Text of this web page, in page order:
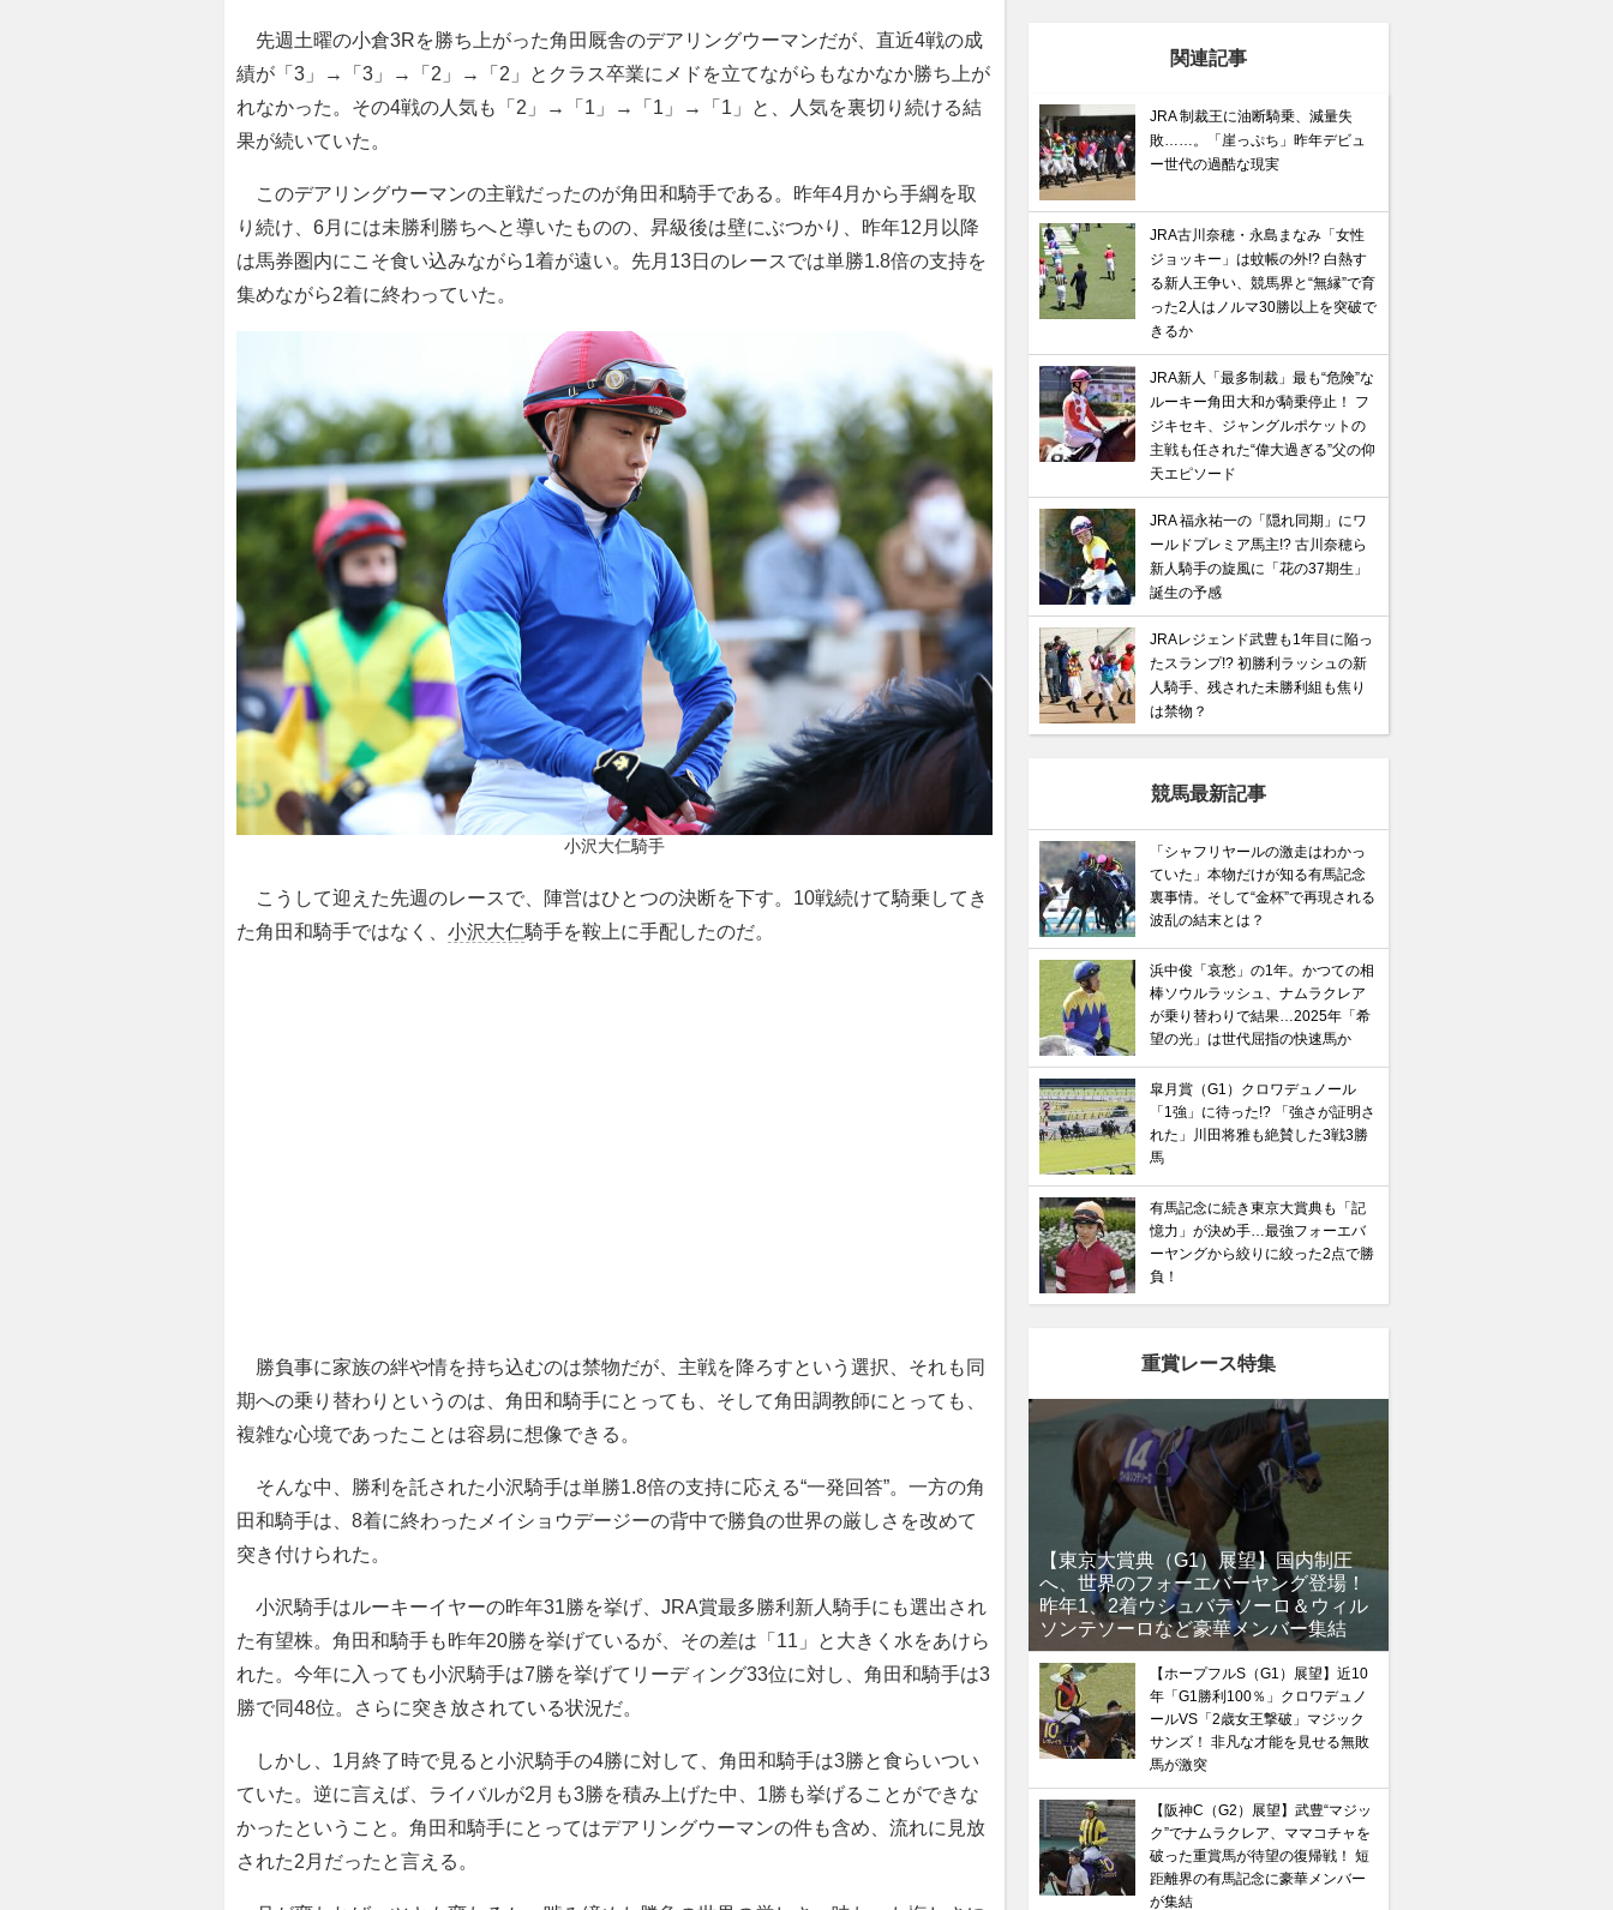
先週土曜の小倉3Rを勝ち上がった角田厩舎のデアリングウーマンだが、直近4戦の成
績が「3」→「3」→「2」→「2」とクラス卒業にメドを立てながらもなかなか勝ち上が
れなかった。その4戦の人気も「2」→「1」→「1」→「1」と、人気を裏切り続ける結
果が続いていた。
このデアリングウーマンの主戦だったのが角田和騎手である。昨年4月から手綱を取
り続け、6月には未勝利勝ちへと導いたものの、昇級後は壁にぶつかり、昨年12月以降
は馬券圏内にこそ食い込みながら1着が遠い。先月13日のレースでは単勝1.8倍の支持を
集めながら2着に終わっていた。
小沢大仁騎手
こうして迎えた先週のレースで、陣営はひとつの決断を下す。10戦続けて騎乗してき
た角田和騎手ではなく、 小沢大仁騎手を鞍上に手配したのだ。
勝負事に家族の絆や情を持ち込むのは禁物だが、主戦を降ろすという選択、それも同
期への乗り替わりというのは、角田和騎手にとっても、そして角田調教師にとっても、
複雑な心境であったことは容易に想像できる。
そんな中、勝利を託された小沢騎手は単勝1.8倍の支持に応える“一発回答”。一方の角
田和騎手は、8着に終わったメイショウデージーの背中で勝負の世界の厳しさを改めて
突き付けられた。
小沢騎手はルーキーイヤーの昨年31勝を挙げ、JRA賞最多勝利新人騎手にも選出され
た有望株。角田和騎手も昨年20勝を挙げているが、その差は「11」と大きく水をあけら
れた。今年に入っても小沢騎手は7勝を挙げてリーディング33位に対し、角田和騎手は3
勝で同48位。さらに突き放されている状況だ。
しかし、1月終了時で見ると小沢騎手の4勝に対して、角田和騎手は3勝と食らいつい
ていた。逆に言えば、ライバルが2月も3勝を積み上げた中、1勝も挙げることができな
かったということ。角田和騎手にとってはデアリングウーマンの件も含め、流れに見放
された2月だったと言える。
関連記事
JRA 制裁王に油断騎乗、減量失
敗……。「崖っぷち」昨年デビュ
ー世代の過酷な現実
JRA古川奈穂・永島まなみ「女性
ジョッキー」は蚊帳の外!? 白熱す
る新人王争い、競馬界と“無縁”で育
った2人はノルマ30勝以上を突破で
きるか
JRA新人「最多制裁」最も“危険”な
ルーキー角田大和が騎乗停止！ フ
ジキセキ、ジャングルポケットの
主戦も任された“偉大過ぎる”父の仰
天エピソード
JRA 福永祐一の「隠れ同期」にワ
ールドプレミア馬主!? 古川奈穂ら
新人騎手の旋風に「花の37期生」
誕生の予感
JRAレジェンド武豊も1年目に陥っ
たスランプ!? 初勝利ラッシュの新
人騎手、残された未勝利組も焦り
は禁物？
競馬最新記事
「シャフリヤールの激走はわかっ
ていた」本物だけが知る有馬記念
裏事情。そして“金杯”で再現される
波乱の結末とは？
浜中俊「哀愁」の1年。かつての相
棒ソウルラッシュ、ナムラクレア
が乗り替わりで結果…2025年「希
望の光」は世代屈指の快速馬か
皐月賞（G1）クロワデュノール
「1強」に待った!? 「強さが証明さ
れた」川田将雅も絶賛した3戦3勝
馬
有馬記念に続き東京大賞典も「記
憶力」が決め手…最強フォーエバ
ーヤングから絞りに絞った2点で勝
負！
重賞レース特集
【東京大賞典（G1）展望】国内制圧
へ、世界のフォーエバーヤング登場！
昨年1、2着ウシュバテソーロ＆ウィル
ソンテソーロなど豪華メンバー集結
【ホープフルS（G1）展望】近10
年「G1勝利100％」クロワデュノ
ールVS「2歳女王撃破」マジック
サンズ！ 非凡な才能を見せる無敗
馬が激突
【阪神C（G2）展望】武豊“マジッ
ク”でナムラクレア、ママコチャを
破った重賞馬が待望の復帰戦！ 短
距離界の有馬記念に豪華メンバー
が集結